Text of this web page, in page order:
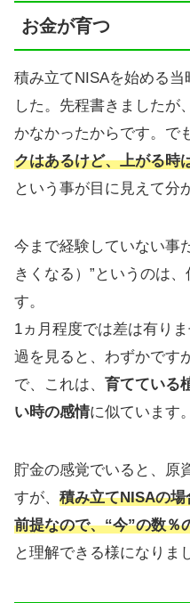
お金が育つ
積み立てNISAを始める
した。先程書きましたが
かなかったからです。で
クはあるけど、上がる時
という事が目に見えて分
今まで経験していない事
きくなる）”というのは
す。
1ヵ月程度では差は有り
過を見ると、わずかです
で、これは、 育てている
い時の感情に似ています。
貯金の感覚でいると、原
すが、 積み立てNISAの
前提なので、“今”の数％
と理解できる様になりま